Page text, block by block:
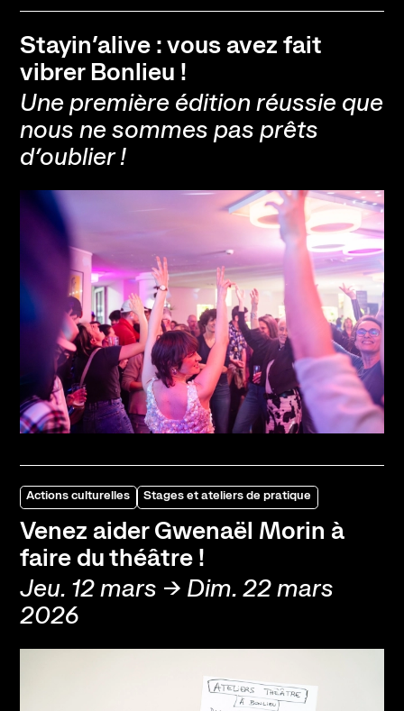
Stayin’alive : vous avez fait
vibrer Bonlieu !
Une première édition réussie que
nous ne sommes pas prêts
d’oublier !
Actions culturelles Stages et ateliers de pratique
Venez aider Gwenaël Morin à
faire du théâtre !
Jeu. 12 mars → Dim. 22 mars
2026